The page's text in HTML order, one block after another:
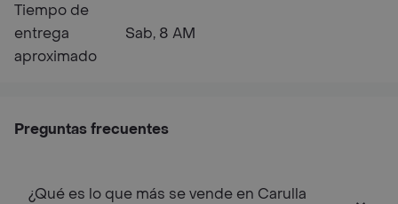
Tiempo de
entrega
aproximado
Sab, 8 AM
Preguntas frecuentes
¿Qué es lo que más se vende en Carulla